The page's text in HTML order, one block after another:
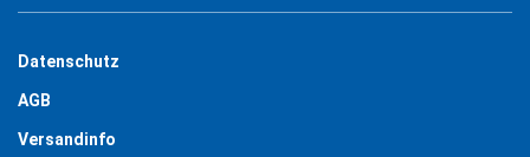
Datenschutz
AGB
Versandinfo